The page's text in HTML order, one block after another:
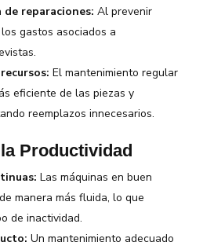
de reparaciones: Al prevenir
gastos asociados a
El mantenimiento regular
eficiente de las piezas y
reemplazos innecesarios.
Productividad
Las máquinas en buen
manera más fluida, lo que
de inactividad.
Un mantenimiento adecuado